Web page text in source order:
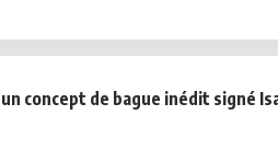
un concept de bague inédit signé